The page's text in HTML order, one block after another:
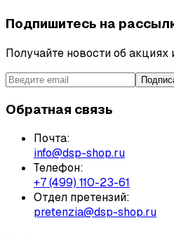
Подпишитесь на
Получайте новости об
Обратная связь
Почта:
info@dsp-shop.ru
Телефон:
+7 (499) 110-23-61
Отдел претензий:
pretenzia@dsp-shop.ru